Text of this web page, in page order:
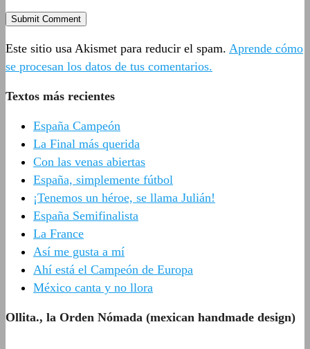
Este sitio usa Akismet para reducir el spam. Aprende cómo
se procesan los datos de tus comentarios.
Textos más recientes
España Campeón
La Final más querida
Con las venas abiertas
España, simplemente fútbol
¡Tenemos un héroe, se llama Julián!
España Semifinalista
La France
Así me gusta a mí
Ahí está el Campeón de Europa
México canta y no llora
Ollita., la Orden Nómada (mexican handmade design)